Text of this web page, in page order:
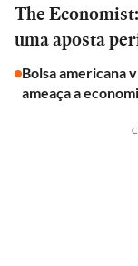
The
uma aposta
Bolsa americana
ameaça a